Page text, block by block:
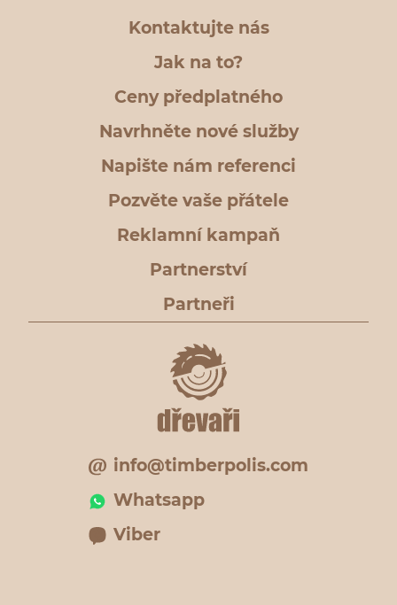
Kontaktujte nás
Jak na to?
Ceny předplatného
Navrhněte nové služby
Napište nám referenci
Pozvěte vaše přátele
Reklamní kampaň
Partnerství
Partneři
info@timberpolis.com
Whatsapp
Viber